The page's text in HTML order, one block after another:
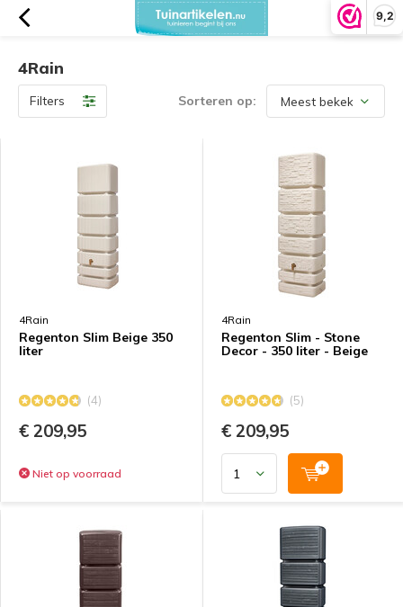
9,2
4Rain
Filters Sorteren op:
4Rain
Regenton Slim Beige 350
liter
(4)
€ 209,95
Niet op voorraad
4Rain
Regenton Slim - Stone
Decor - 350 liter - Beige
(5)
€ 209,95